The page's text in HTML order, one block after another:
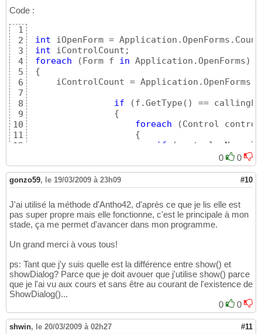
Code :
1
2
3
4
5
6
7
8
9
10
11
12
14
15
16
18
int iOpenForm =
int iControlCount;
foreach
(Form f in Application.OpenForms)
{
     iControlCount = Application.OpenForms
if
(f.GetType ( )
==
{
foreach
(Control
{
if
(
}
}
0 0
gonzo59, le 19/03/2009 à 23h09 #10
J'ai utilisé la méthode d'Antho42, d'après ce que je lis elle est
pas super propre mais elle fonctionne, c'est le principale à mon
stade, ça me permet d'avancer dans mon programme.
Un grand merci à vous tous!
ps: Tant que j'y suis quelle est la différence entre show() et
showDialog? Parce que je doit avouer que j'utilise show() parce
que je l'ai vu aux cours et sans être au courant de l'existence de
ShowDialog()...
0
0
shwin, le 20/03/2009 à 02h27 #11